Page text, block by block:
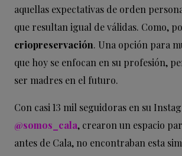
aquellas expectativas de orden
que resultan igual de válidas. Como,
criopreservación. Una opción para
que hoy se enfocan en su profesión,
ser madres en el futuro.
Con casi 13 mil seguidoras en su
@somos_cala, crearon un espacio
antes de Cala, no encontraban esta